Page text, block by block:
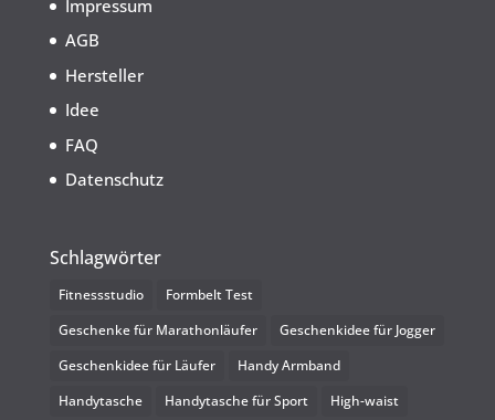
Impressum
AGB
Hersteller
Idee
FAQ
Datenschutz
Schlagwörter
Fitnessstudio
Formbelt Test
Geschenke für Marathonläufer
Geschenkidee für Jogger
Geschenkidee für Läufer
Handy Armband
Handytasche
Handytasche für Sport
High-waist